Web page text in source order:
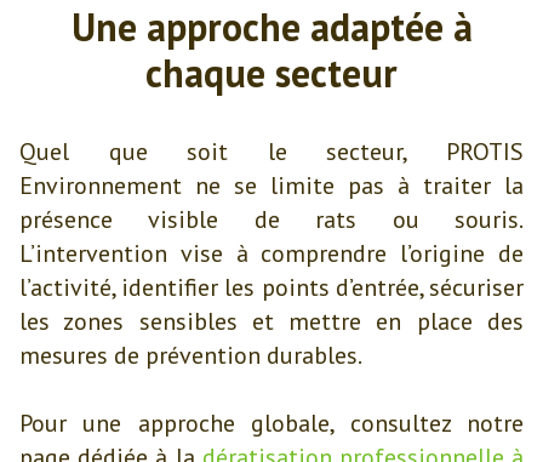
Une approche adaptée à
chaque secteur
Quel que soit le secteur, PROTIS
Environnement ne se limite pas à traiter la
présence visible de rats ou souris.
L’intervention vise à comprendre l’origine de
l’activité, identifier les points d’entrée, sécuriser
les zones sensibles et mettre en place des
mesures de prévention durables.
Pour une approche globale, consultez notre